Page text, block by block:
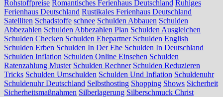
Rohstoffpreise Romantisches Ferienhaus Deutschland Ruhiges
Ferienhaus Deutschland Rustikales Ferienhaus Deutschland
Satelliten Schadstoffe schnee Schulden Abbauen Schulden
Abbezahlen Schulden Abbezahlen Plan Schulden Ausgleichen
Schulden Checken Schulden Ehepartner Schulden English
Schulden Erben Schulden In Der Ehe Schulden In Deutschland
Schulden Inflation Schulden Online Einsehen Schulden
Ratenzahlung Muster Schulden Rechner Schulden Reduzieren
Tricks Schulden Umschulden Schulden Und Inflation Schuldenuhr
Schuldenuhr Deutschland Selbsthosting Shopping Shows Sicherheit
Sicherheitsmaßnahmen Silberlagerung Silberschmuck Christ